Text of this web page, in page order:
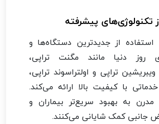
تکنولوژی‌های پیشرفته
استفاده از جدیدترین دستگاه‌ها و
روز دنیا مانند مگنت تراپی،
ویبریشین تراپی و اولتراسوند تراپی،
با کیفیت بالا ارائه می‌کند.
به بهبود سریع‌تر بیماران و
جانبی کمک شایانی می‌کنند.